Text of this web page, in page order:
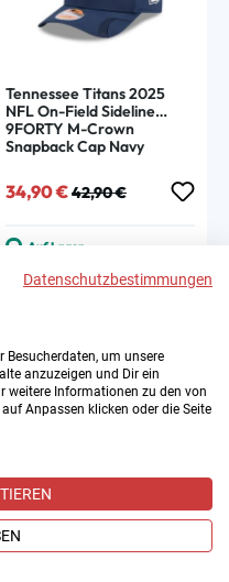
Datenschutzbestimmungen
Besucherdaten, um unsere
anzuzeigen und Dir ein
weitere Informationen zu den von
Anpassen klicken oder die Seite
Tennessee Titans 2025
NFL On-Field Sideline
9FORTY M-Crown
Snapback Cap Navy
Verkaufspreis:
34,90 € Regulärer Preis:
42,90 €
Auf Lager
Sale
Kansas City Chiefs 2025